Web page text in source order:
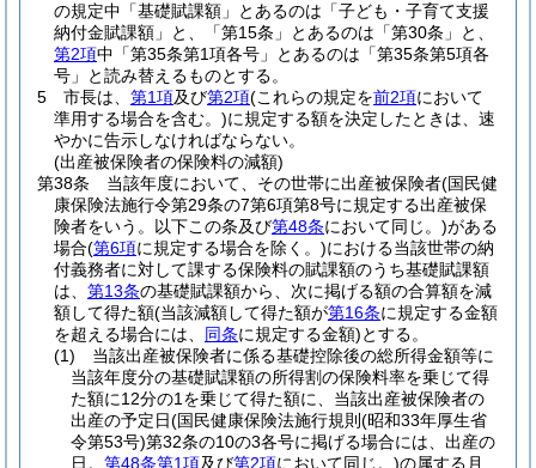
の規定中「基礎賦課額」とあるのは「子ども・子育て支援
納付金賦課額」と、「第15条」とあるのは「第30条」と、
第2項中「第35条第1項各号」とあるのは「第35条第5項各
号」と読み替えるものとする。
5
市長は、 第1項及び第2項(これらの規定を前2項において
準用する場合を含む。)に規定する額を決定したときは、速
やかに告示しなければならない。
(出産被保険者の保険料の減額)
第38条
当該年度において、その世帯に出産被保険者(国民健
康保険法施行令第29条の7第6項第8号に規定する出産被保
険者をいう。以下この条及び第48条において同じ。)がある
場合(第6項に規定する場合を除く。)における当該世帯の納
付義務者に対して課する保険料の賦課額のうち基礎賦課額
は、 第13条の基礎賦課額から、次に掲げる額の合算額を減
額して得た額(当該減額して得た額が第16条に規定する金額
を超える場合には、 同条に規定する金額)とする。
(1)
当該出産被保険者に係る基礎控除後の総所得金額等に
当該年度分の基礎賦課額の所得割の保険料率を乗じて得
た額に12分の1を乗じて得た額に、当該出産被保険者の
出産の予定日(国民健康保険法施行規則 (昭和33年厚生省
令第53号)第32条の10の3各号に掲げる場合には、出産の
日。 第48条第1項及び第2項において同じ。)の属する月